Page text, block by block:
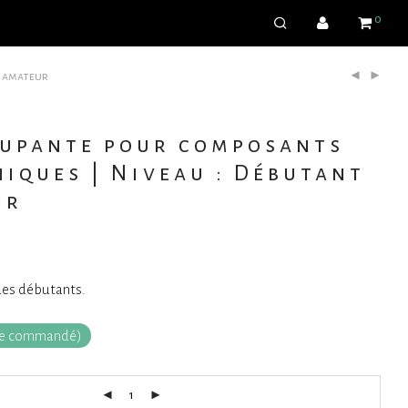
0
amateur
pour composants
| Niveau : Débutant
débutants.
commandé)